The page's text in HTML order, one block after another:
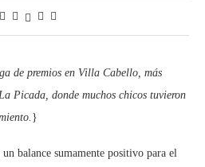
de premios en Villa Cabello, más
Picada, donde muchos chicos tuvieron
}
balance sumamente positivo para el